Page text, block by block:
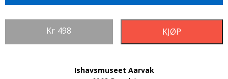
Kr 498 KJØP
Ishavsmuseet Aarvak